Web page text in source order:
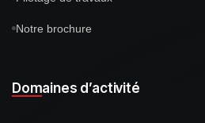
Notre brochure
Domaines d’activité